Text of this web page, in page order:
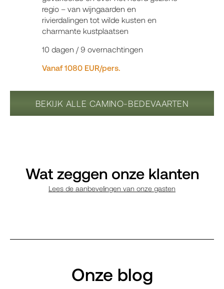
regio – van wijngaarden en
rivierdalingen tot wilde kusten en
charmante kustplaatsen
10 dagen / 9 overnachtingen
Vanaf 1080 EUR/pers.
BEKIJK ALLE CAMINO-BEDEVAARTEN
Wat zeggen onze klanten
Lees de aanbevelingen van onze gasten
Onze blog